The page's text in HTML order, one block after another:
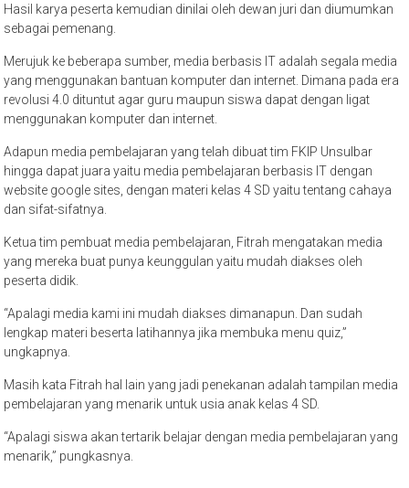
Hasil karya peserta kemudian dinilai oleh dewan juri dan diumumkan
sebagai pemenang.
Merujuk ke beberapa sumber, media berbasis IT adalah segala media
yang menggunakan bantuan komputer dan internet. Dimana pada era
revolusi 4.0 dituntut agar guru maupun siswa dapat dengan ligat
menggunakan komputer dan internet.
Adapun media pembelajaran yang telah dibuat tim FKIP Unsulbar
hingga dapat juara yaitu media pembelajaran berbasis IT dengan
website google sites, dengan materi kelas 4 SD yaitu tentang cahaya
dan sifat-sifatnya.
Ketua tim pembuat media pembelajaran, Fitrah mengatakan media
yang mereka buat punya keunggulan yaitu mudah diakses oleh
peserta didik.
“Apalagi media kami ini mudah diakses dimanapun. Dan sudah
lengkap materi beserta latihannya jika membuka menu quiz,”
ungkapnya.
Masih kata Fitrah hal lain yang jadi penekanan adalah tampilan media
pembelajaran yang menarik untuk usia anak kelas 4 SD.
“Apalagi siswa akan tertarik belajar dengan media pembelajaran yang
menarik,” pungkasnya.